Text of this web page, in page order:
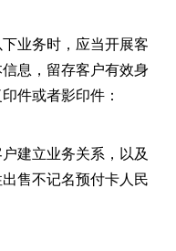
业务时，应当开展客
息，留存客户有效身
件或者影印件：
建立业务关系，以及
售不记名预付卡人民